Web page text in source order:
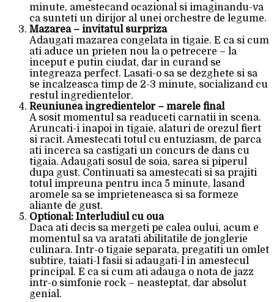
minute, amestecand ocazional si imaginandu-va
ca sunteti un dirijor al unei orchestre de legume.
Mazarea – invitatul surpriza
Adaugati mazarea congelata in tigaie. E ca si cum
ati aduce un prieten nou la o petrecere – la
inceput e putin ciudat, dar in curand se
integreaza perfect. Lasati-o sa se dezghete si sa
se incalzeasca timp de 2-3 minute, socializand cu
restul ingredientelor.
Reuniunea ingredientelor – marele final
A sosit momentul sa readuceti carnatii in scena.
Aruncati-i inapoi in tigaie, alaturi de orezul fiert
si racit. Amestecati totul cu entuziasm, de parca
ati incerca sa castigati un concurs de dans cu
tigaia. Adaugati sosul de soia, sarea si piperul
dupa gust. Continuati sa amestecati si sa prajiti
totul impreuna pentru inca 5 minute, lasand
aromele sa se imprieteneasca si sa formeze
aliante de gust.
Optional: Interludiul cu oua
Daca ati decis sa mergeti pe calea oului, acum e
momentul sa va aratati abilitatile de jonglerie
culinara. Intr-o tigaie separata, pregatiti un omlet
subtire, taiati-l fasii si adaugati-l in amestecul
principal. E ca si cum ati adauga o nota de jazz
intr-o simfonie rock – neasteptat, dar absolut
genial.